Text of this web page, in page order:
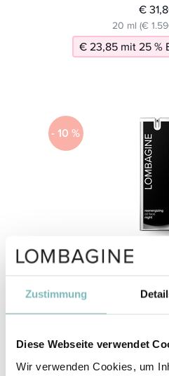
Zustimmung
Diese Webseite verwendet
Wir verwenden Cookies, um
€
20 ml (€
€ 23,85 mit 25 %
reenergizing
€ 45,00
€ 33,75 mit 25 %
- 10 %